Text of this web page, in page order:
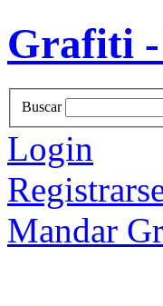
Grafiti -
Buscar
Login
Mandar